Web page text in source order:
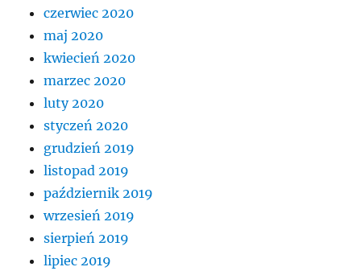
czerwiec 2020
maj 2020
kwiecień 2020
marzec 2020
luty 2020
styczeń 2020
grudzień 2019
listopad 2019
październik 2019
wrzesień 2019
sierpień 2019
lipiec 2019